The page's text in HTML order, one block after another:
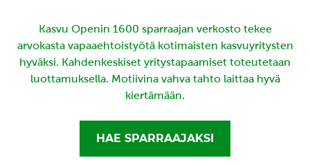
Kasvu Openin 1600 sparraajan verkosto tekee
arvokasta vapaaehtoistyötä kotimaisten kasvuyritysten
hyväksi. Kahdenkeskiset yritystapaamiset toteutetaan
luottamuksella. Motiivina vahva tahto laittaa hyvä
kiertämään.
HAE SPARRAAJAKSI